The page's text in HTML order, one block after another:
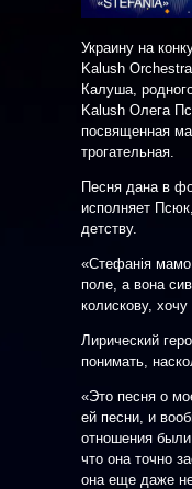
Украину на
Kalush
Калуша,
Kalush Олега
посвященная
трогательная.
Песня дана в
исполняет
детству.
«Стефанія
поле, а вона
колискову,
Лирический
понимать,
«Это песня о
ей песни, и
отношения
что она точно
она еще даже